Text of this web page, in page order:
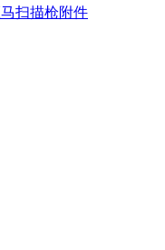
扫描枪附件